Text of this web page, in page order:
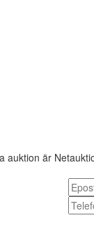
auktion är